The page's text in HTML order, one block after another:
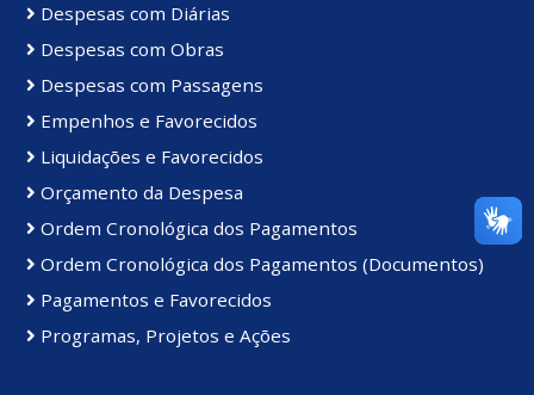
Despesas com Diárias
Despesas com Obras
Despesas com Passagens
Empenhos e Favorecidos
Liquidações e Favorecidos
Orçamento da Despesa
Ordem Cronológica dos Pagamentos
Ordem Cronológica dos Pagamentos (Documentos)
Pagamentos e Favorecidos
Programas, Projetos e Ações